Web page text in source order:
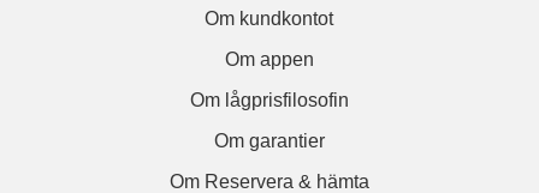
Om kundkontot
Om appen
Om lågprisfilosofin
Om garantier
Om Reservera & hämta